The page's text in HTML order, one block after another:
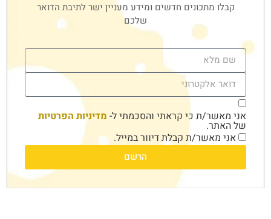
קבלו מתכונים חדשים ומידע מעניין ישר לתיבת הדואר
שלכם
אני מאשר/ת כי קראתי והסכמתי ל- מדיניות הפרטיות
של האתר.
אני מאשר/ת קבלת דיוור במייל.
הרשם